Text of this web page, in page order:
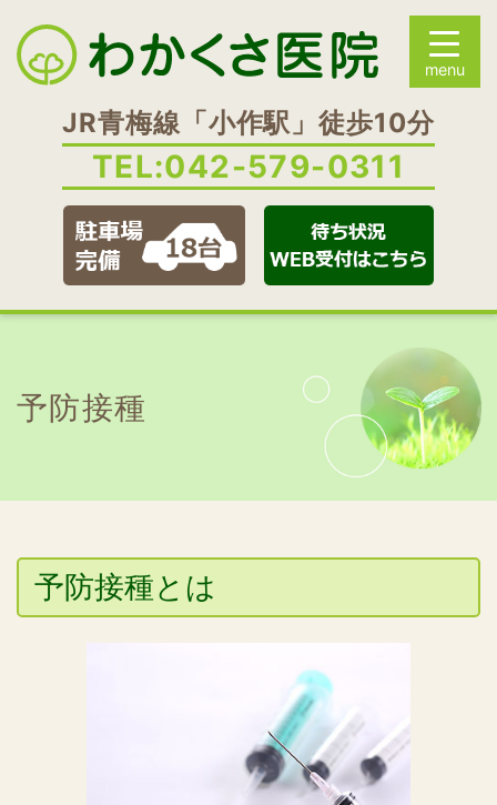
JR青梅線「小作駅」徒歩10分
TEL:042-579-0311
予防接種
予防接種とは